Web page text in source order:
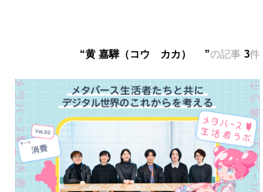
黄 嘉驊（コウ カカ） の記事 3件